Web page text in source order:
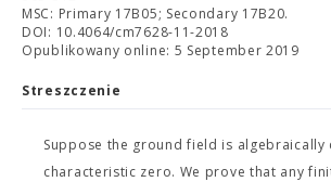
MSC: Primary 17B05; Secondary 17B20.
DOI: 10.4064/cm7628-11-2018
Opublikowany online: 5 September 2019
Streszczenie
Suppose the ground field is algebraically
characteristic zero. We prove that any